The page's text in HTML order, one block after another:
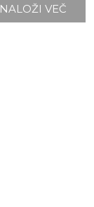
NALOŽI VEČ